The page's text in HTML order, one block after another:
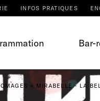
INFOS PRATIQUES
Bar-
+ MIRABELLE - LA